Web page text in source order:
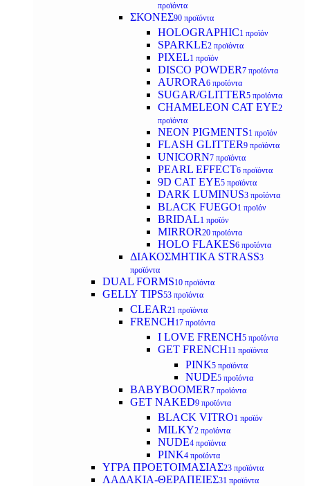
προϊόντα
ΣΚΟΝΕΣ90 προϊόντα
HOLOGRAPHIC1 προϊόν
SPARKLE2 προϊόντα
PIXEL1 προϊόν
DISCO POWDER7 προϊόντα
AURORA6 προϊόντα
SUGAR/GLITTER5 προϊόντα
CHAMELEON CAT EYE2
προϊόντα
NEON PIGMENTS1 προϊόν
FLASH GLITTER9 προϊόντα
UNICORN7 προϊόντα
PEARL EFFECT6 προϊόντα
9D CAT EYE5 προϊόντα
DARK LUMINUS3 προϊόντα
BLACK FUEGO1 προϊόν
BRIDAL1 προϊόν
MIRROR20 προϊόντα
HOLO FLAKES6 προϊόντα
ΔΙΑΚΟΣΜΗΤΙΚΑ STRASS3
προϊόντα
DUAL FORMS10 προϊόντα
GELLY TIPS53 προϊόντα
CLEAR21 προϊόντα
FRENCH17 προϊόντα
I LOVE FRENCH5 προϊόντα
GET FRENCH11 προϊόντα
PINK5 προϊόντα
NUDE5 προϊόντα
BABYBOOMER7 προϊόντα
GET NAKED9 προϊόντα
BLACK VITRO1 προϊόν
MILKY2 προϊόντα
NUDE4 προϊόντα
PINK4 προϊόντα
ΥΓΡΑ ΠΡΟΕΤΟΙΜΑΣΙΑΣ23 προϊόντα
ΛΑΔΑΚΙΑ-ΘΕΡΑΠΕΙΕΣ31 προϊόντα